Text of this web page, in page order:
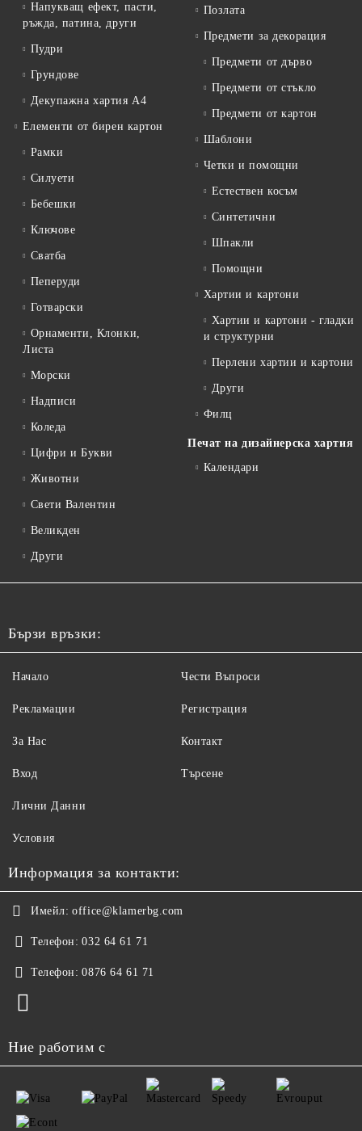
Напукващ ефект, пасти,
ръжда, патина, други
Пудри
Грундове
Декупажна хартия А4
Елементи от бирен картон
Рамки
Силуети
Бебешки
Ключове
Сватба
Пеперуди
Готварски
Орнаменти, Клонки,
Листа
Морски
Надписи
Коледа
Цифри и Букви
Животни
Свети Валентин
Великден
Други
Позлата
Предмети за декорация
Предмети от дърво
Предмети от стъкло
Предмети от картон
Шаблони
Четки и помощни
Естествен косъм
Синтетични
Шпакли
Помощни
Хартии и картони
Хартии и картони - гладки
и структурни
Перлени хартии и картони
Други
Филц
Печат на дизайнерска хартия
Календари
Бързи връзки:
Начало
Рекламации
За Нас
Вход
Чести Въпроси
Регистрация
Контакт
Търсене
Лични Данни
Условия
Информация за контакти:
Имейл: office@klamerbg.com
Телефон: 032 64 61 71
Телефон: 0876 64 61 71
Ние работим с